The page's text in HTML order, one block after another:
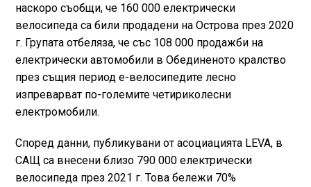
наскоро съобщи, че 160 000 електрически
велосипеда са били продадени на Острова през 2020
г. Групата отбеляза, че със 108 000 продажби на
електрически автомобили в Обединеното кралство
през същия период е-велосипедите лесно
изпреварват по-големите четириколесни
електромобили.
Според данни, публикувани от асоциацията LEVA, в
САЩ са внесени близо 790 000 електрически
велосипеда през 2021 г. Това бележи 70%